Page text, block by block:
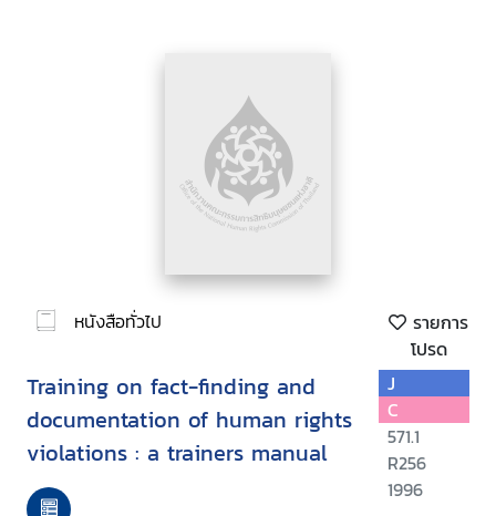
หนังสือทั่วไป
รายการ
โปรด
Training on fact-finding and
documentation of human rights
violations : a trainers manual
J
C
571.1
R256
1996